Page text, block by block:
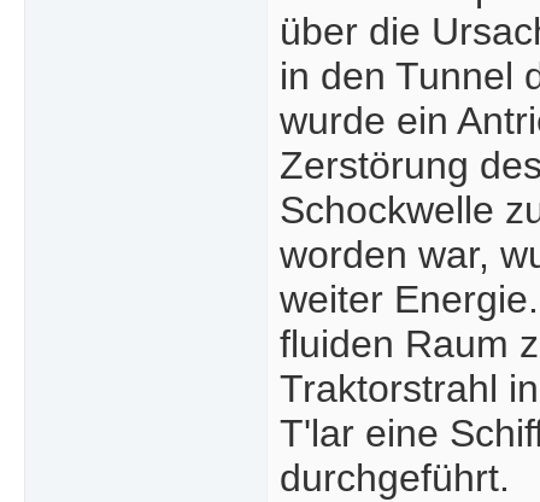
über die
in den Tunnel
wurde ein
Zerstörung
Schockwelle
worden war,
weiter
fluiden Raum
Traktorstrahl
T'lar eine
durchgeführt.